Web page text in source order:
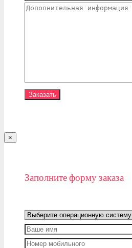
×
Заполните форму заказа